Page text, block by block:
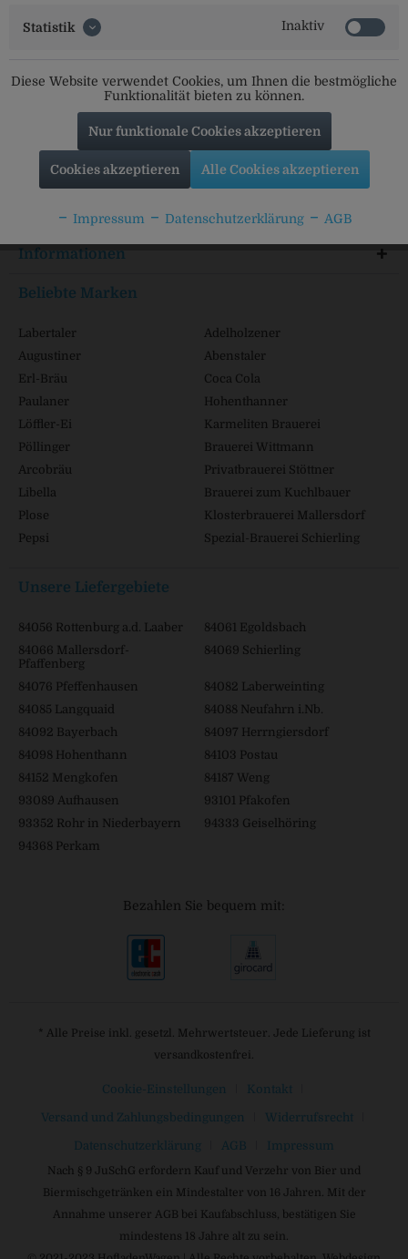
Folgt uns auf unseren Kanälen für alle Neuigkeiten:
Service Hotline
Shop Service
Informationen
Beliebte Marken
Labertaler
Adelholzener
Augustiner
Abenstaler
Erl-Bräu
Coca Cola
Paulaner
Hohenthanner
Löffler-Ei
Karmeliten Brauerei
Pöllinger
Brauerei Wittmann
Arcobräu
Privatbrauerei Stöttner
Libella
Brauerei zum Kuchlbauer
Plose
Klosterbrauerei Mallersdorf
Pepsi
Spezial-Brauerei Schierling
Unsere Liefergebiete
84056 Rottenburg a.d. Laaber
84061 Egoldsbach
84066 Mallersdorf-
Pfaffenberg
84069 Schierling
84076 Pfeffenhausen
84082 Laberweinting
84085 Langquaid
84088 Neufahrn i.Nb.
84092 Bayerbach
84097 Herrngiersdorf
84098 Hohenthann
84103 Postau
84152 Mengkofen
84187 Weng
93089 Aufhausen
93101 Pfakofen
93352 Rohr in Niederbayern
94333 Geiselhöring
94368 Perkam
Bezahlen Sie bequem mit:
* Alle Preise inkl. gesetzl. Mehrwertsteuer. Jede Lieferung ist
versandkostenfrei.
Cookie-Einstellungen Kontakt
Versand und Zahlungsbedingungen Widerrufsrecht
Datenschutzerklärung AGB Impressum
Nach § 9 JuSchG erfordern Kauf und Verzehr von Bier und
Biermischgetränken ein Mindestalter von 16 Jahren. Mit der
Annahme unserer AGB bei Kaufabschluss, bestätigen Sie
mindestens 18 Jahre alt zu sein.
Statistik Inaktiv
Diese Website verwendet Cookies, um Ihnen die bestmögliche
Funktionalität bieten zu können.
Nur funktionale Cookies akzeptieren
Cookies akzeptieren Alle Cookies akzeptieren
Impressum Datenschutzerklärung AGB